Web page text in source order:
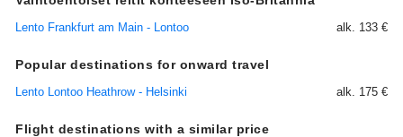
Lento Frankfurt am Main - Lontoo alk. 133 €
Popular destinations for onward travel
Lento Lontoo Heathrow - Helsinki alk. 175 €
Flight destinations with a similar price